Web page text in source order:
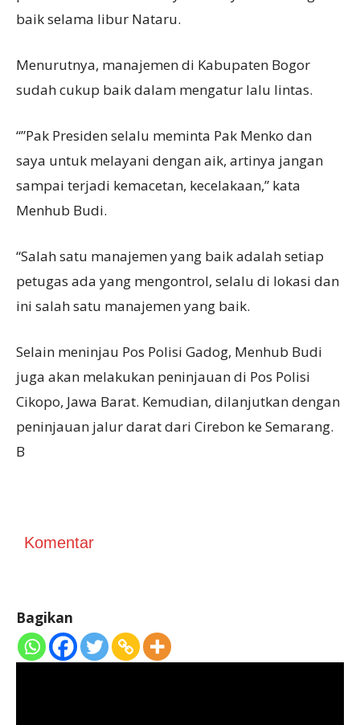
baik selama libur Nataru.
Menurutnya, manajemen di Kabupaten Bogor
sudah cukup baik dalam mengatur lalu lintas.
“”Pak Presiden selalu meminta Pak Menko dan
saya untuk melayani dengan aik, artinya jangan
sampai terjadi kemacetan, kecelakaan,” kata
Menhub Budi.
“Salah satu manajemen yang baik adalah setiap
petugas ada yang mengontrol, selalu di lokasi dan
ini salah satu manajemen yang baik.
Selain meninjau Pos Polisi Gadog, Menhub Budi
juga akan melakukan peninjauan di Pos Polisi
Cikopo, Jawa Barat. Kemudian, dilanjutkan dengan
peninjauan jalur darat dari Cirebon ke Semarang.
B
Komentar
Bagikan